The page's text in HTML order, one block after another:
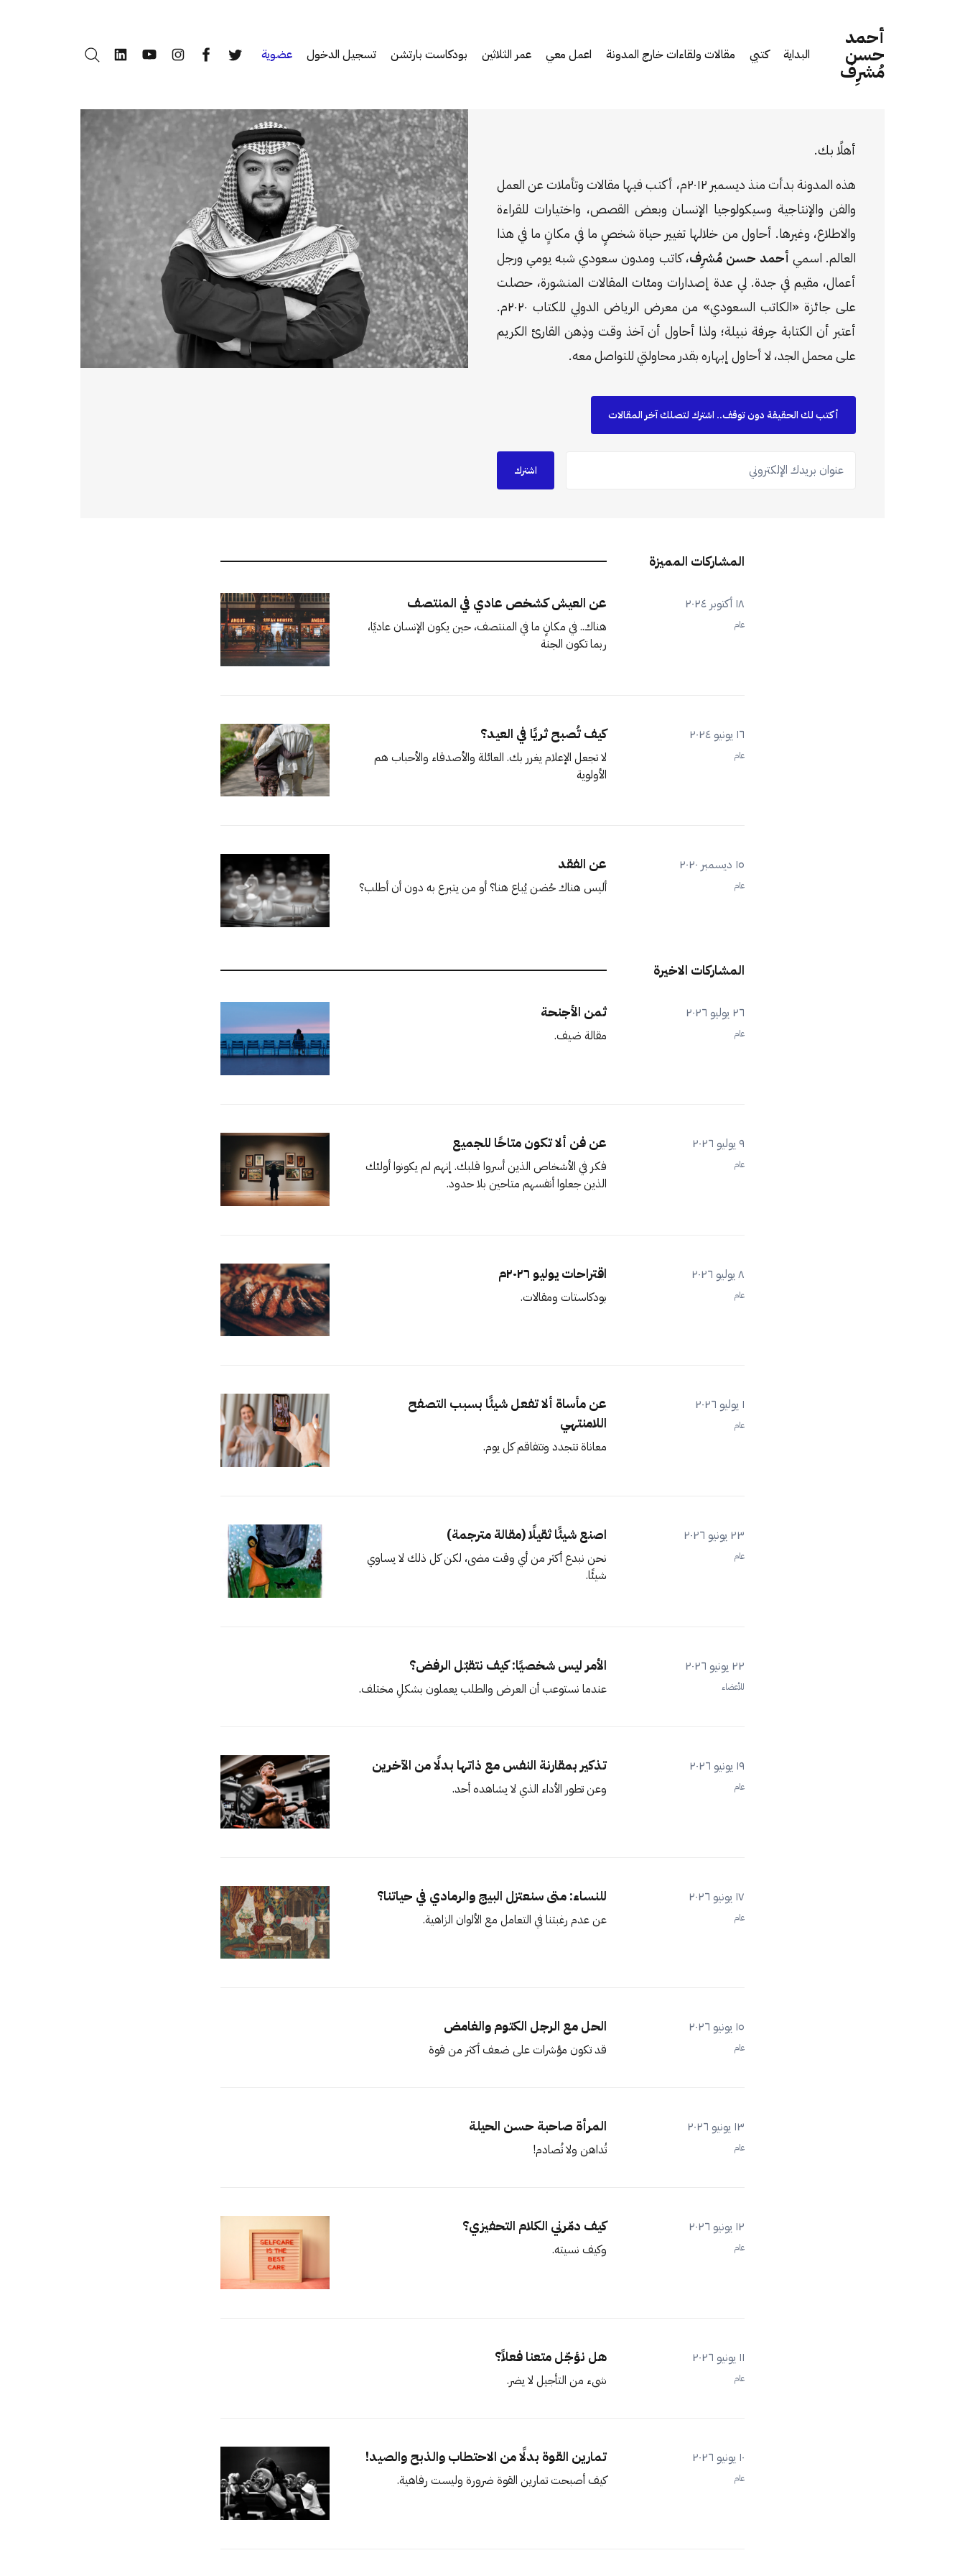
أحمد
حسن
مُشرِف
البداية كتبي مقالات ولقاءات خارج المدونة اعمل معي عمر الثلاثين بودكاست بارتشن تسجيل الدخول عضوية
أهلًا بك.
هذه المدونة بدأت منذ ديسمبر ٢٠١٢م، أكتب فيها مقالات وتأملات عن العمل
والفن والإنتاجية وسيكولوجيا الإنسان وبعض القصص، واختيارات للقراءة
والاطلاع، وغيرها. أحاول من خلالها تغيير حياة شخصٍ ما في مكانٍ ما في هذا
العالم. اسمي أحمد حسن مُشرِف، كاتب ومدون سعودي شبه يومي ورجل
أعمال، مقيم في جدة. لي عدة إصدارات ومئات المقالات المنشورة، حصلت
على جائزة «الكاتب السعودي» من معرض الرياض الدولي للكتاب ٢٠٢٠م.
أعتبر أن الكتابة حِرفة نبيلة؛ ولذا أحاول أن آخذ وقت وذِهن القارئ الكريم
على محمل الجد، لا أحاول إبهاره بقدر محاولتي للتواصل معه.
أكتب لك الحقيقة دون توقف.. اشترك لتصلك آخر المقالات
عنوان بريدك الإلكتروني اشترك
المشاركات المميزة
١٨ أكتوبر ٢٠٢٤
عام
عن العيش كشخص عادي في المنتصف
هناك.. في مكانٍ ما في المنتصف، حين يكون الإنسان عاديًا،
ربما تكون الجنة
١٦ يونيو ٢٠٢٤
عام
كيف تُصبح ثريًا في العيد؟
لا تجعل الإعلام يغرر بك. العائلة والأصدقاء والأحباب هم
الأولوية
١٥ ديسمبر ٢٠٢٠
عام
عن الفقد
أليس هناك حُضن يُباع هنا؟ أو من يتبرع به دون أن أطلب؟
المشاركات الاخيرة
٢٦ يوليو ٢٠٢٦
عام
ثمن الأجنحة
مقالة ضيف.
٩ يوليو ٢٠٢٦
عام
عن فن ألا تكون متاحًا للجميع
فكر في الأشخاص الذين أسروا قلبك. إنهم لم يكونوا أولئك
الذين جعلوا أنفسهم متاحين بلا حدود.
٨ يوليو ٢٠٢٦
عام
اقتراحات يوليو ٢٠٢٦م
بودكاستات ومقالات.
١ يوليو ٢٠٢٦
عام
عن مأساة ألا تفعل شيئًا بسبب التصفح
اللامنتهي
معاناة تتجدد وتتفاقم كل يوم.
٢٣ يونيو ٢٠٢٦
عام
اصنع شيئًا ثقيلًا (مقالة مترجمة)
نحن نبدع أكثر من أي وقت مضى، لكن كل ذلك لا يساوي
شيئًا.
٢٢ يونيو ٢٠٢٦
للأعضاء
الأمر ليس شخصيًا: كيف نتقبّل الرفض؟
عندما نستوعب أن العرض والطلب يعملون بشكلٍ مختلف.
١٩ يونيو ٢٠٢٦
عام
تذكير بمقارنة النفس مع ذاتها بدلًا من الآخرين
وعن تطور الأداء الذي لا يشاهده أحد.
١٧ يونيو ٢٠٢٦
عام
للنساء: متى سنعتزل البيج والرمادي في حياتنا؟
عن عدم رغبتنا في التعامل مع الألوان الزاهية.
١٥ يونيو ٢٠٢٦
عام
الحل مع الرجل الكتوم والغامض
قد تكون مؤشرات على ضعف أكثر من قوة
١٣ يونيو ٢٠٢٦
عام
المرأة صاحبة حسن الحيلة
تُداهن ولا تُصادم!
١٢ يونيو ٢٠٢٦
عام
كيف دمّرني الكلام التحفيزي؟
وكيف نسيته.
١١ يونيو ٢٠٢٦
عام
هل نؤجّل متعنا فعلاً؟
شيء من التأجيل لا يضر.
١٠ يونيو ٢٠٢٦
عام
تمارين القوة بدلًا من الاحتطاب والذبح والصيد!
كيف أصبحت تمارين القوة ضرورة وليست رفاهية.